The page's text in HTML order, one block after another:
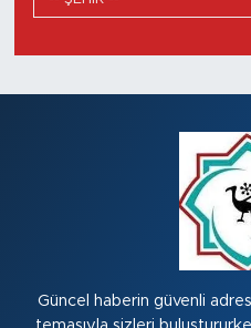
Güncel haberin güvenli
temasıyla sizleri